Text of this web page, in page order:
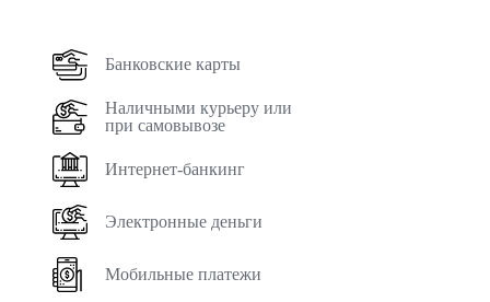
Банковские карты
Наличными курьеру или
при самовывозе
Интернет-банкинг
Электронные деньги
Мобильные платежи